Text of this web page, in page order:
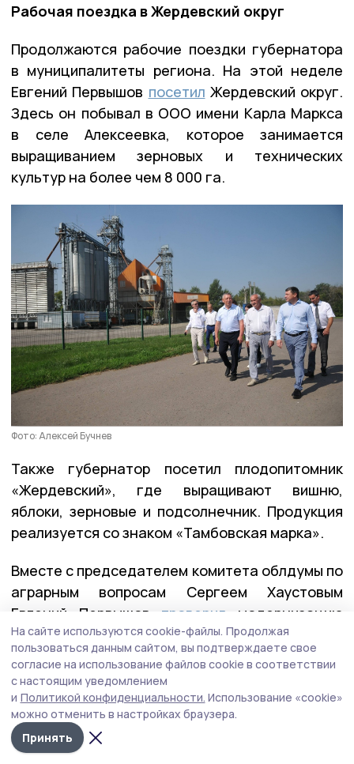
Рабочая поездка в Жердевский округ
Продолжаются рабочие поездки губернатора
в муниципалитеты региона. На этой неделе
Евгений Первышов посетил Жердевский округ.
Здесь он побывал в ООО имени Карла Маркса
в селе Алексеевка, которое занимается
выращиванием зерновых и технических
культур на более чем 8 000 га.
Фото: Алексей Бучнев
Также губернатор посетил плодопитомник
«Жердевский», где выращивают вишню,
яблоки, зерновые и подсолнечник. Продукция
реализуется со знаком «Тамбовская марка».
Вместе с председателем комитета облдумы по
аграрным вопросам Сергеем Хаустовым
Евгений Первышов проверил модернизацию
социальных объектов, включённых в
Народную программу «Единой России».
В селе Бурнак отремонтирован ДК,
в Жердевской ЦРБ идут масштабные работы
в рамках модернизации первичного звена,
а капремонт школы позволит более 320 детям
На сайте используются cookie-файлы. Продолжая
пользоваться данным сайтом, вы подтверждаете свое
согласие на использование файлов cookie в соответствии
с настоящим уведомлением
и Политикой конфиденциальности. Использование «cookie»
можно отменить в настройках браузера.
Принять